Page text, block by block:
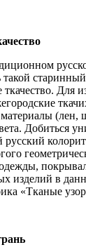
такой
Для
(лен,
Добиться
колорит
изделий в
«Тканые